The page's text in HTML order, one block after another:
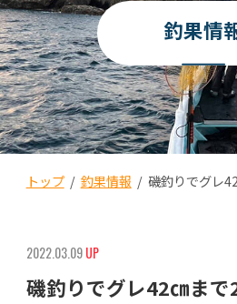
釣果情
トップ/ 釣果情報 / 磯釣りでグレ
2022.03.09UP
磯釣りでグレ42㎝まで